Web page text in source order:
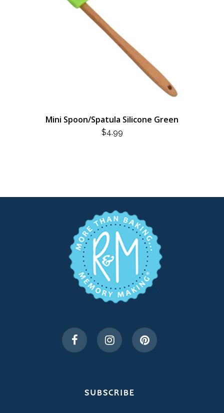
Mini Spoon/Spatula Silicone Green
$4.99
SUBSCRIBE